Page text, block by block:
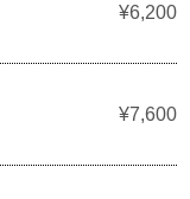
¥6,200
¥7,600